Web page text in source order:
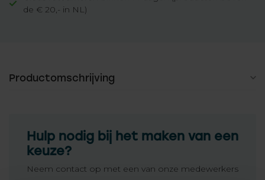
de € 20,- in NL)
Productomschrijving
Hulp nodig bij het maken van een
keuze?
Neem contact op met een van onze medewerkers